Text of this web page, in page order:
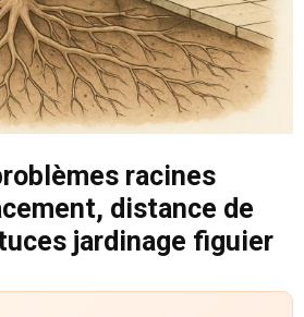
racines
distance de
jardinage figuier